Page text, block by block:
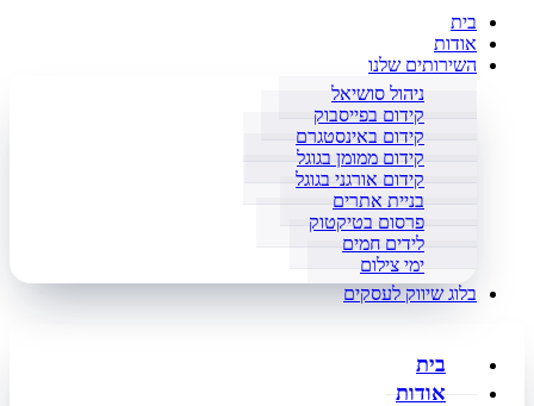
בית
אודות
השירותים שלנו
ניהול סושיאל
קידום בפייסבוק
קידום באינסטגרם
קידום ממומן בגוגל
קידום אורגני בגוגל
בניית אתרים
פרסום בטיקטוק
לידים חמים
ימי צילום
בלוג שיווק לעסקים
בית
אודות